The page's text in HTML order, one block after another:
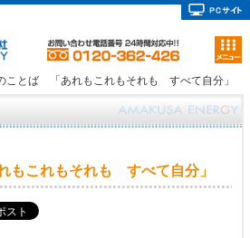
ことば 「あれもこれもそれも すべて自分」
もこれもそれも すべて自分」